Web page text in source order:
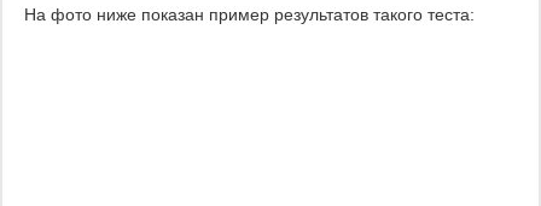
На фото ниже показан пример результатов такого теста: